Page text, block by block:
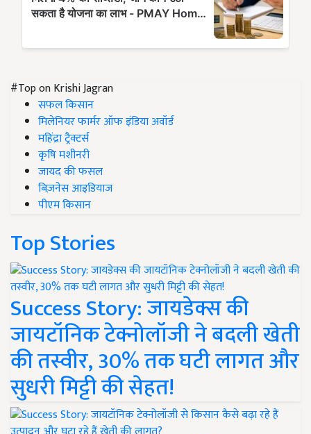
#Top on Krishi Jagran
सफल किसान
मिलेनियर फार्मर ऑफ इंडिया अवॉर्ड
महिंद्रा ट्रैक्टर्स
कृषि मशीनरी
जायद की फसल
बिज़नेस आइडियाज
पीएम किसान
Top Stories
Success Story: जायडेक्स की
जायटॉनिक टेक्नोलॉजी ने बदली खेती
की तस्वीर, 30% तक घटी लागत और
सुधरी मिट्टी की सेहत!